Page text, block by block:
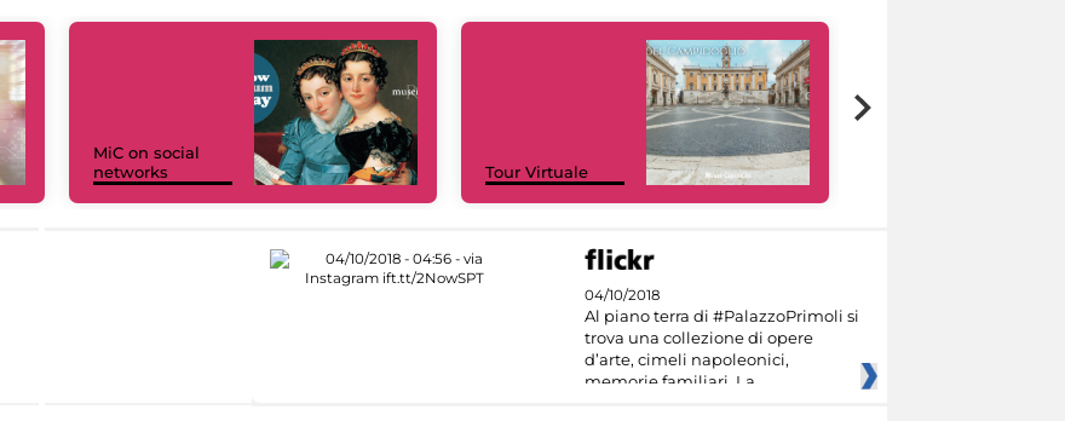
MiC on social
networks
Tour Virtuale
04/10/2018
Al piano terra di #PalazzoPrimoli si
trova una collezione di opere
d’arte, cimeli napoleonici,
memorie familiari. La